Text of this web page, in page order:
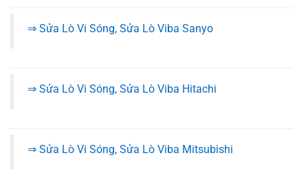
⇒ Sửa Lò Vi Sóng, Sửa Lò Viba Sanyo
⇒ Sửa Lò Vi Sóng, Sửa Lò Viba Hitachi
⇒ Sửa Lò Vi Sóng, Sửa Lò Viba Mitsubishi